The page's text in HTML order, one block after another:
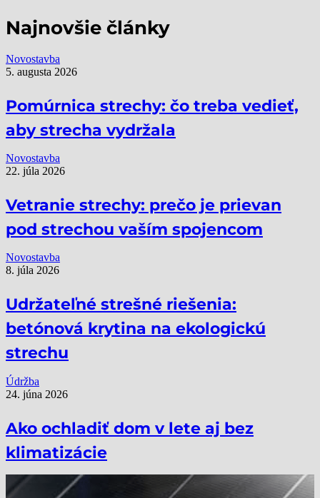
Najnovšie články
Novostavba
5. augusta 2026
Pomúrnica strechy: čo treba vedieť,
aby strecha vydržala
Novostavba
22. júla 2026
Vetranie strechy: prečo je prievan
pod strechou vaším spojencom
Novostavba
8. júla 2026
Udržateľné strešné riešenia:
betónová krytina na ekologickú
strechu
Údržba
24. júna 2026
Ako ochladiť dom v lete aj bez
klimatizácie